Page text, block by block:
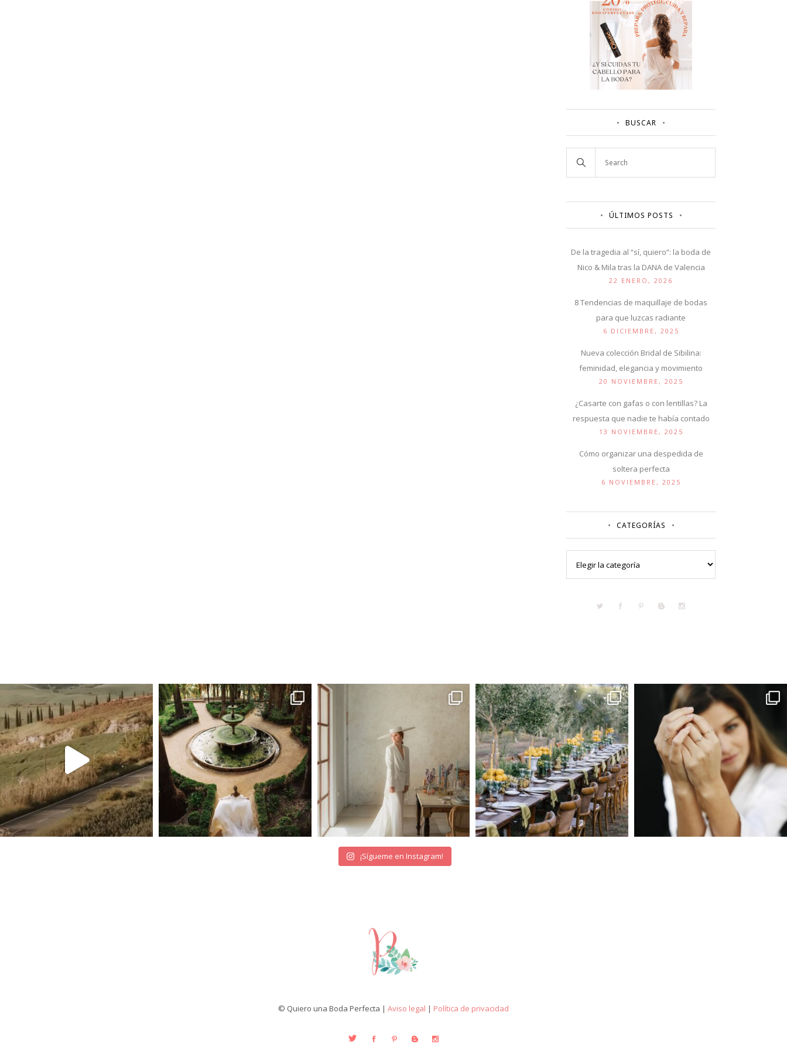
BUSCAR
ÚLTIMOS POSTS
De la tragedia al “sí, quiero”: la boda de
Nico & Mila tras la DANA de Valencia
22 ENERO, 2026
8 Tendencias de maquillaje de bodas
para que luzcas radiante
6 DICIEMBRE, 2025
Nueva colección Bridal de Sibilina:
feminidad, elegancia y movimiento
20 NOVIEMBRE, 2025
¿Casarte con gafas o con lentillas? La
respuesta que nadie te había contado
13 NOVIEMBRE, 2025
Cómo organizar una despedida de
soltera perfecta
6 NOVIEMBRE, 2025
CATEGORÍAS
¡Sígueme en Instagram!
© Quiero una Boda Perfecta | Aviso legal | Política de privacidad